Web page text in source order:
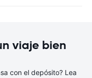
viaje bien
con el depósito? Lea